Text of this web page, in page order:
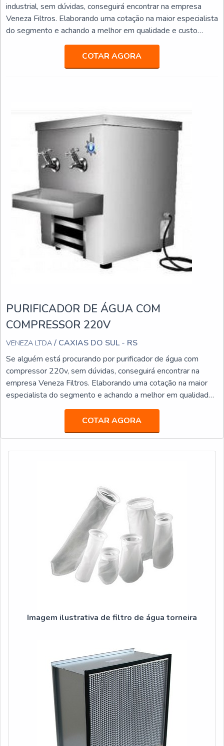
industrial, sem dúvidas, conseguirá encontrar na empresa
Veneza Filtros. Elaborando uma cotação na maior especialista
do segmento e achando a melhor em qualidade e custo
benefício.ALGUNS DETALHES SOBRE PURIFICADOR DE
AGUA ELETRICO INDUSTRIALSe alguém pesquisar
purificador de agua eletrico industrial em uma empresa
inovadora, acha a Veneza Filtros. A empresa trabalha com
COTAR AGORA
PURIFICADOR DE ÁGUA COM
COMPRESSOR 220V
VENEZA LTDA / CAXIAS DO SUL - RS
Se alguém está procurando por purificador de água com
compressor 220v, sem dúvidas, conseguirá encontrar na
empresa Veneza Filtros. Elaborando uma cotação na maior
especialista do segmento e achando a melhor em qualidade
e custo benefício.Quando a procura é por purificador de água
com compressor 220v, com a Veneza Filtros o cliente
conseguirá precisão com soluções para quem busca a melhor
COTAR AGORA
Imagem ilustrativa de filtro de água torneira